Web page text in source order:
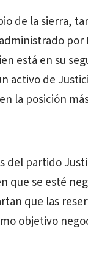
de la sierra,
por
está en su
activo de
la posición
del partido
que se esté
que las
objetivo